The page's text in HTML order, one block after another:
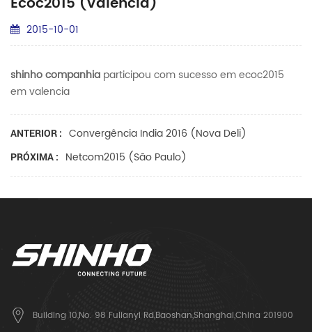
2015-10-01
shinho companhia participou com sucesso em ecoc2015
em valencia
ANTERIOR : Convergência India 2016 (nova Deli)
PRÓXIMA : Netcom2015 (são Paulo)
Building 10,No. 98 Fulianyi Rd,Baoshan,Shanghai,China 201900